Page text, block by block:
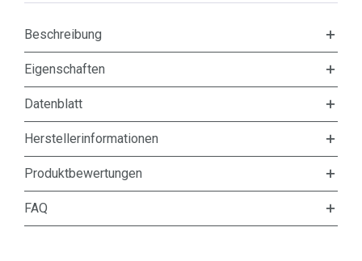
Beschreibung
Eigenschaften
Datenblatt
Herstellerinformationen
Produktbewertungen
FAQ